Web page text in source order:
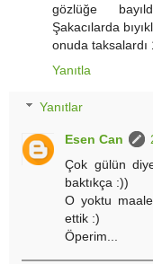
gözlüğe
Şakacılarda
onuda taksalardı
Yanıtla
Yanıtlar
Esen Can
Çok gülün
baktıkça :))
O yoktu
ettik :)
Öperim...